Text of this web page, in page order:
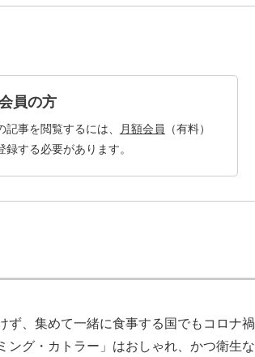
員の方
記事を閲覧するには、 月額会員
（有料）
録する必要があります。
ず、集めて一緒に食事する国でもコロナ禍
ング・カトラー」はおしゃれ、かつ衛生な